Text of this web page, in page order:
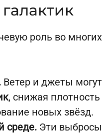
роль во
Ветер и джеты могут
, снижая
новых звёзд.
среде. Эти